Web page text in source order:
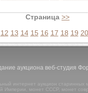
Страница >>
12 13 14 15 16 17 18 19 20
аукциона веб-студия
интернет аукцион
Империи, монет СССР, монет